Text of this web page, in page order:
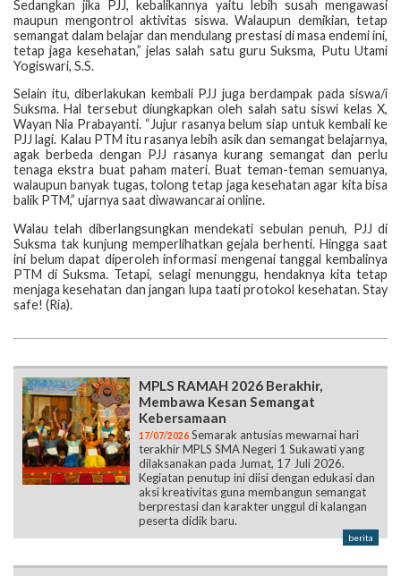
Sedangkan jika PJJ, kebalikannya yaitu lebih susah mengawasi
maupun mengontrol aktivitas siswa. Walaupun demikian, tetap
semangat dalam belajar dan mendulang prestasi di masa endemi ini,
tetap jaga kesehatan,” jelas salah satu guru Suksma, Putu Utami
Yogiswari, S.S.
Selain itu, diberlakukan kembali PJJ juga berdampak pada siswa/i
Suksma. Hal tersebut diungkapkan oleh salah satu siswi kelas X,
Wayan Nia Prabayanti. “Jujur rasanya belum siap untuk kembali ke
PJJ lagi. Kalau PTM itu rasanya lebih asik dan semangat belajarnya,
agak berbeda dengan PJJ rasanya kurang semangat dan perlu
tenaga ekstra buat paham materi. Buat teman-teman semuanya,
walaupun banyak tugas, tolong tetap jaga kesehatan agar kita bisa
balik PTM,” ujarnya saat diwawancarai online.
Walau telah diberlangsungkan mendekati sebulan penuh, PJJ di
Suksma tak kunjung memperlihatkan gejala berhenti. Hingga saat
ini belum dapat diperoleh informasi mengenai tanggal kembalinya
PTM di Suksma. Tetapi, selagi menunggu, hendaknya kita tetap
menjaga kesehatan dan jangan lupa taati protokol kesehatan. Stay
safe! (Ria).
MPLS RAMAH 2026 Berakhir,
Membawa Kesan Semangat
Kebersamaan
17/07/2026 Semarak antusias mewarnai hari
terakhir MPLS SMA Negeri 1 Sukawati yang
dilaksanakan pada Jumat, 17 Juli 2026.
Kegiatan penutup ini diisi dengan edukasi dan
aksi kreativitas guna membangun semangat
berprestasi dan karakter unggul di kalangan
peserta didik baru.
berita